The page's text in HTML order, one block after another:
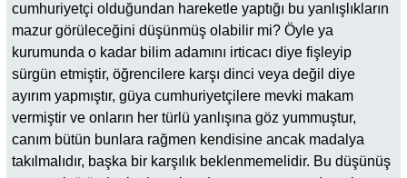
cumhuriyetçi olduğundan hareketle yaptığı bu yanlışlıkların
mazur görüleceğini düşünmüş olabilir mi? Öyle ya
kurumunda o kadar bilim adamını irticacı diye fişleyip
sürgün etmiştir, öğrencilere karşı dinci veya değil diye
ayırım yapmıştır, güya cumhuriyetçilere mevki makam
vermiştir ve onların her türlü yanlışına göz yummuştur,
canım bütün bunlara rağmen kendisine ancak madalya
takılmalıdır, başka bir karşılık beklenmemelidir. Bu düşünüş